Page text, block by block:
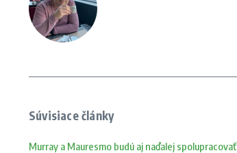
Súvisiace články
Murray a Mauresmo budú aj naďalej spolupracovať